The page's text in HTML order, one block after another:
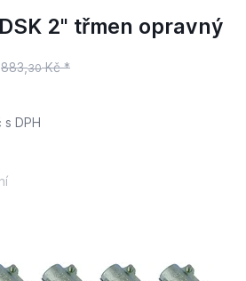
2" třmen opravný
883,30Kč *
s DPH